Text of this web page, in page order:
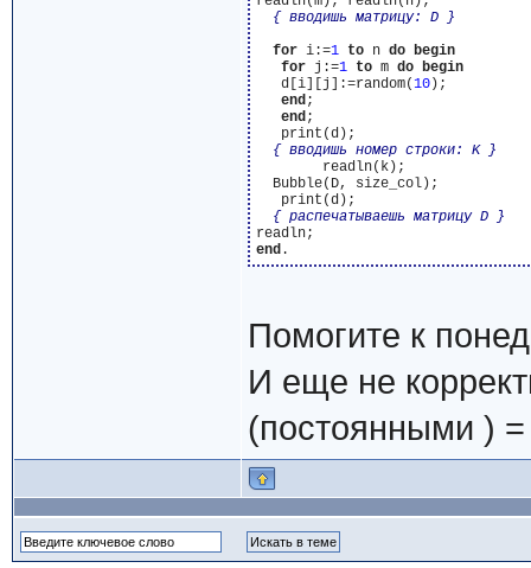
{ вводишь матрицу: D }
for i:=1 to n do begin
for j:=1 to m do begin
   d[i][j]:=random(
10);
end;
end;
   print(d);
{ вводишь номер строки: K }
        readln(k);
  Bubble(D, size_col);
   print(d);
{ распечатываешь матрицу D }
end
Помогите к
И еще не
(постоянными ) =